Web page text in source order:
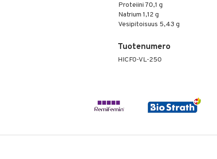
Proteiini 70,1 g
Natrium 1,12 g
Vesipitoisuus 5,43 g
Tuotenumero
HICF0-VL-250